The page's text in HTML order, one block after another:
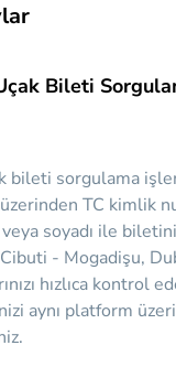
Bileti
bileti sorgulama
TC kimlik
soyadı ile
- Mogadişu,
hızlıca kontrol
aynı platform